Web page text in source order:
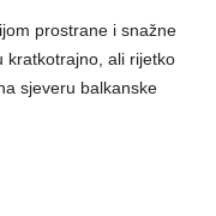
prostrane i snažne
kratkotrajno, ali rijetko
sjeveru balkanske